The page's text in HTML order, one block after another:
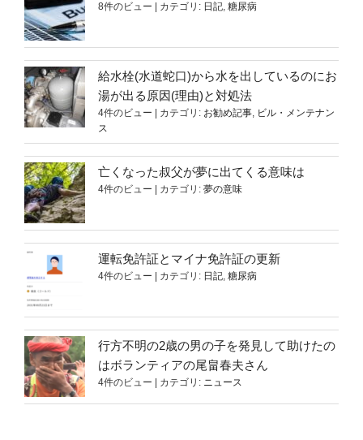
8件のビュー カテゴリ: 日記, 糖尿病
給水栓(水道蛇口)から水を出しているのにお
湯が出る原因(理由)と対処法
4件のビュー カテゴリ: お勧め記事, ビル・メンテナン
ス
亡くなった叔父が夢に出てくる意味は
4件のビュー カテゴリ: 夢の意味
運転免許証とマイナ免許証の更新
4件のビュー カテゴリ: 日記, 糖尿病
行方不明の2歳の男の子を発見して助けたの
はボランティアの尾畠春夫さん
4件のビュー カテゴリ: ニュース